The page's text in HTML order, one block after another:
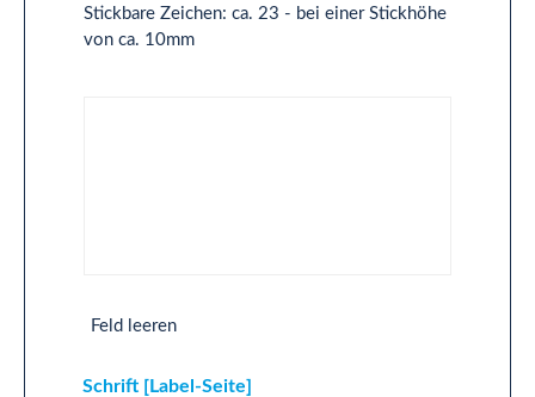
Stickbare Zeichen: ca. 23 - bei einer Stickhöhe
von ca. 10mm
Feld leeren
Schrift [Label-Seite]